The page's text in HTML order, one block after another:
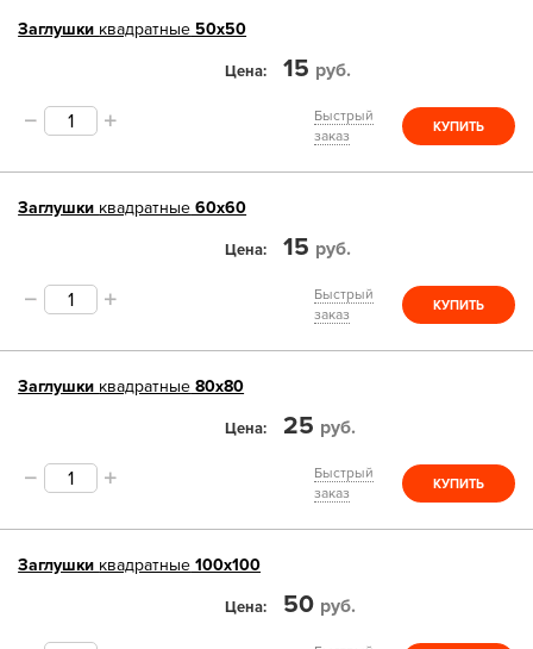
Заглушки квадратные 50х50
Цена 15 руб.
Быстрый
заказ
КУПИТЬ
Заглушки квадратные 60х60
Цена 15 руб.
Быстрый
заказ
КУПИТЬ
Заглушки квадратные 80х80
Цена 25 руб.
Быстрый
заказ
КУПИТЬ
Заглушки квадратные 100х100
Цена 50 руб.